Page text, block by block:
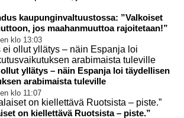
kaupunginvaltuustossa: ”Valkoiset
jos maahanmuuttoa rajoitetaan!”
klo 13:03
yllätys – näin Espanja loi täydellisen
arabimaista tuleville
klo 11:07
on kiellettävä Ruotsista – piste.”